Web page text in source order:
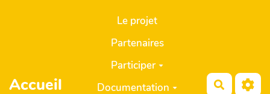
Aller au contenu principal
Accueil
Le projet
Partenaires
Participer
Documentation